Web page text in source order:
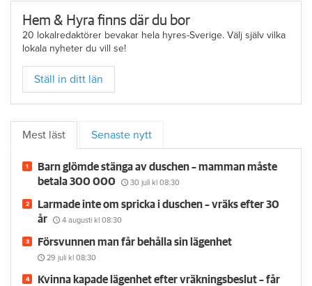
Hem & Hyra finns där du bor
20 lokalredaktörer bevakar hela hyres-Sverige. Välj själv vilka
lokala nyheter du vill se!
Ställ in ditt län
Mest läst Senaste nytt
Barn glömde stänga av duschen – mamman måste
betala 300 000
30 juli kl 08:30
Larmade inte om spricka i duschen – vräks efter 30
år
4 augusti kl 08:30
Försvunnen man får behålla sin lägenhet
29 juli kl 08:30
Kvinna kapade lägenhet efter vräkningsbeslut – får